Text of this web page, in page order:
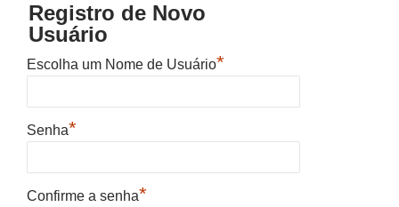
Registro de Novo
Usuário
Escolha um Nome de Usuário*
Senha*
Confirme a senha*